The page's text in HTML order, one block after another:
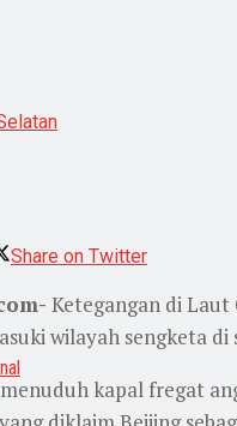
Share on Twitter
Ketegangan di
wilayah sengketa
kapal fregat